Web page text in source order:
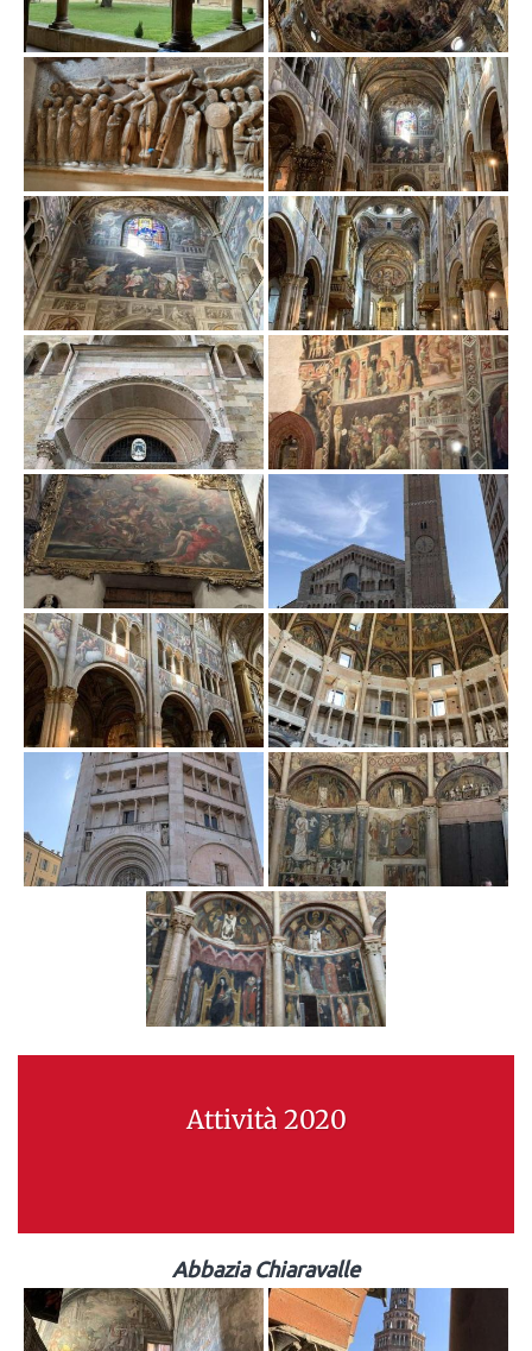
Attività 2020
Abbazia Chiaravalle